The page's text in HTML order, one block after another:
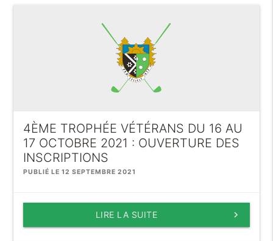
4ÈME TROPHÉE VÉTÉRANS DU 16 AU
17 OCTOBRE 2021 : OUVERTURE DES
INSCRIPTIONS
PUBLIÉ LE 12 SEPTEMBRE 2021
keyboard_arrow_right
LIRE LA SUITE